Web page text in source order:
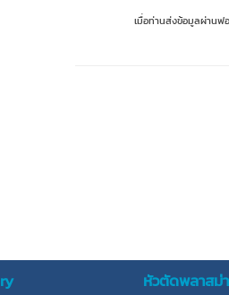
เมื่อท่านส่งข้อมูลผ่านฟ
หัวตัดพลาสม่า